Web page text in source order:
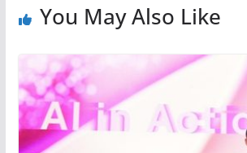
You May Also Like